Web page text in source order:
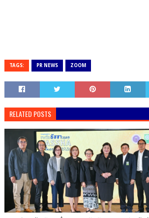
TAGS: PR NEWS ZOOM
RELATED POSTS